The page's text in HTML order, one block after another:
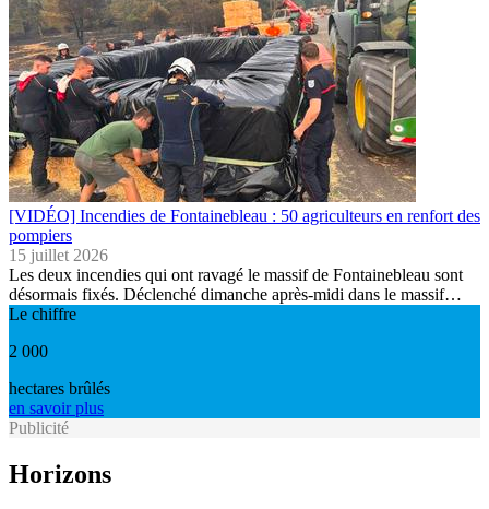
[VIDÉO] Incendies de Fontainebleau : 50 agriculteurs en renfort des
pompiers
15 juillet 2026
Les deux incendies qui ont ravagé le massif de Fontainebleau sont
désormais fixés. Déclenché dimanche après-midi dans le massif…
Le chiffre
2 000
hectares brûlés
en savoir plus
Publicité
Horizons